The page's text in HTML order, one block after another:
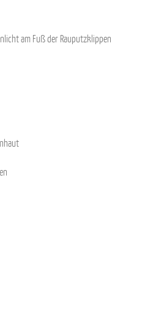
am Fuß der Rauputzklippen